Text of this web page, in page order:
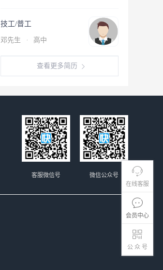
在线客服
会员中心
公 众 号
技工/普工
邓先生 · 高中
查看更多简历
微信公众号
客服微信号